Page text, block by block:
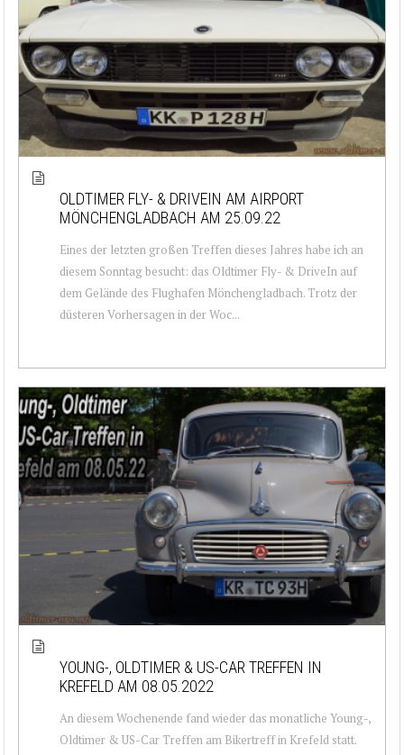
OLDTIMER FLY- & DRIVEIN AM AIRPORT
MÖNCHENGLADBACH AM 25.09.22
Eines der letzten großen Treffen dieses Jahres habe ich an
diesem Sonntag besucht: das Oldtimer Fly- & DriveIn auf
dem Gelände des Flughafen Mönchengladbach. Trotz der
düsteren Vorhersagen in der Woc...
YOUNG-, OLDTIMER & US-CAR TREFFEN IN
KREFELD AM 08.05.2022
An diesem Wochenende fand wieder das monatliche Young-,
Oldtimer & US-Car Treffen am Bikertreff in Krefeld statt.